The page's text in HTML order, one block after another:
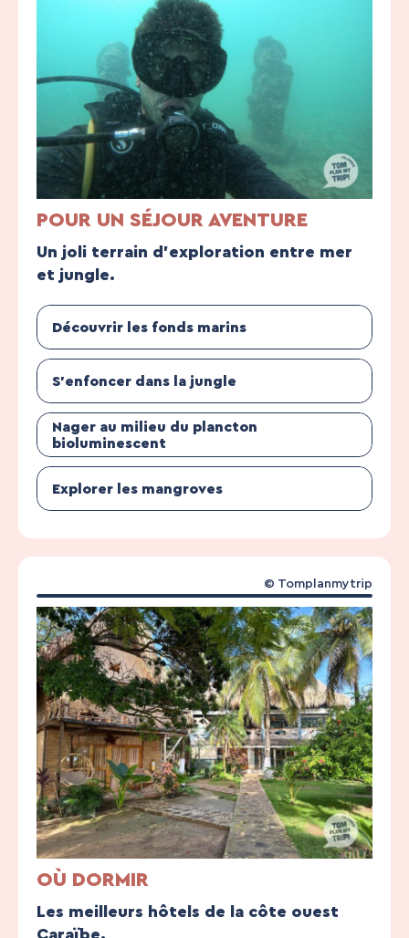
POUR UN SÉJOUR AVENTURE
Un joli terrain d’exploration entre mer
et jungle.
Découvrir les fonds marins
S’enfoncer dans la jungle
Nager au milieu du plancton
bioluminescent
Explorer les mangroves
OÙ DORMIR
Les meilleurs hôtels de la côte ouest
© Tomplanmytrip